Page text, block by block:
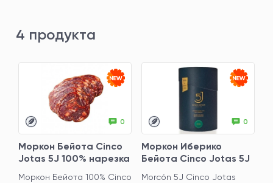
4 продукта
0
Моркон Бейота Cinco
Jotas 5J 100% нарезка
Моркон Бейота 100% Cinco
0
Моркон Иберико
Бейота Cinco Jotas 5J
Morcón 5J Cinco Jotas